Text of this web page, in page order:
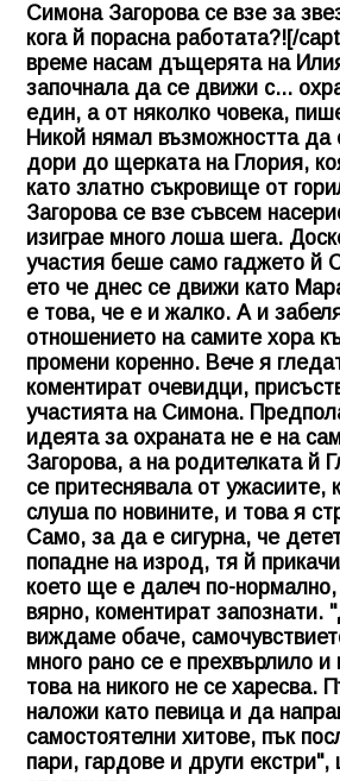
Симона Загорова се взе за
кога й порасна работата?![/
време насам дъщерята на
започнала да се движи с...
един, а от няколко човека,
Никой нямал възможността да
дори до щерката на Глория,
като златно съкровище от
Загорова се взе съвсем
изиграе много лоша шега.
участия беше само гаджето й
ето че днес се движи като
е това, че е и жалко. А и
отношението на самите хора
промени коренно. Вече я
коментират очевидци,
участията на Симона.
идеята за охраната не е на
Загорова, а на родителката й
се притеснявала от ужасиите,
слуша по новините, и това я
Само, за да е сигурна, че
попадне на изрод, тя й
което ще е далеч по-
вярно, коментират запознати.
виждаме обаче,
много рано се е прехвърлило
това на никого не се харесва.
наложи като певица и да
самостоятелни хитове, пък
пари, гардове и други